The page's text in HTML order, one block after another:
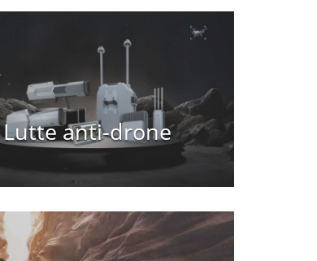
Lutte anti-drone